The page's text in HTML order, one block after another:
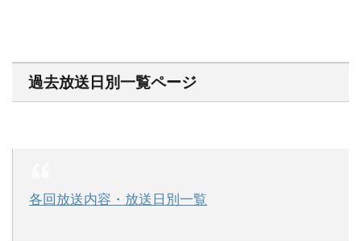
過去放送日別一覧ページ
各回放送内容・放送日別一覧